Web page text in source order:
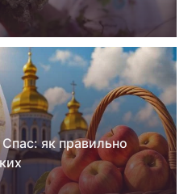
як правильно